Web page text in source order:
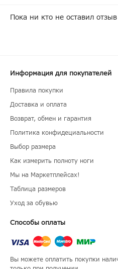
Пока ни кто не оставил
Информация для покупателей
Правила покупки
Доставка и оплата
Возврат, обмен и гарантия
Политика конфидециальности
Выбор размера
Как измерить полноту ноги
Мы на Маркетплейсах!
Таблица размеров
Уход за обувью
Способы оплаты
Вы можете оплатить покупки